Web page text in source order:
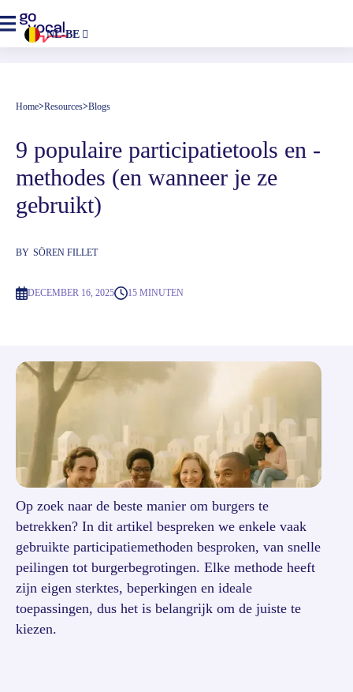
NL-BE
Home>Resources>Blogs
9 populaire participatietools en -
methodes (en wanneer je ze
gebruikt)
BY SÖREN FILLET
DECEMBER 16, 2025 15 MINUTEN
Op zoek naar de beste manier om burgers te
betrekken? In dit artikel bespreken we enkele vaak
gebruikte participatiemethoden besproken, van snelle
peilingen tot burgerbegrotingen. Elke methode heeft
zijn eigen sterktes, beperkingen en ideale
toepassingen, dus het is belangrijk om de juiste te
kiezen.